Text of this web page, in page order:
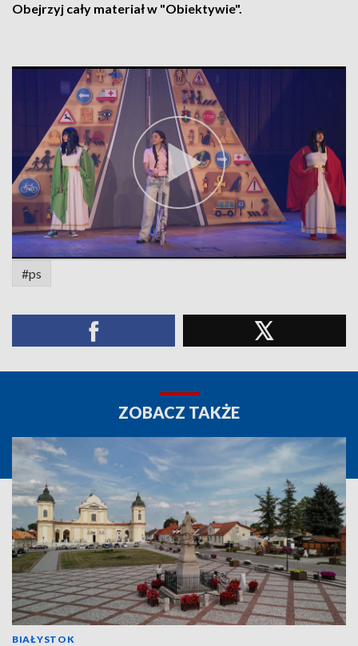
Obejrzyj cały materiał w "Obiektywie".
#ps
ZOBACZ TAKŻE
BIAŁYSTOK